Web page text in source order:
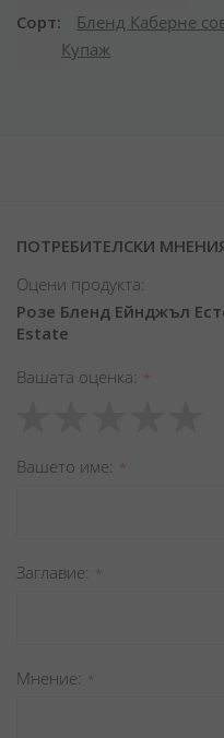
Сорт Бленд Каберне
Купаж
ПОТРЕБИТЕЛСКИ
Оцени продукта:
Розе Бленд Ейнджъл
Estate
Вашата оценка
star
stars
stars
stars
stars
Вашето име
Заглавиe
Мнение